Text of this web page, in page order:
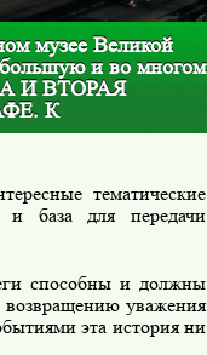
музее Великой
и во многом
И ВТОРАЯ
К
тематические
база для передачи
способны и должны
возвращению уважения
эта история ни